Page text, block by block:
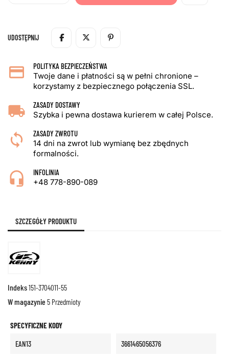
UDOSTĘPNIJ
POLITYKA BEZPIECZEŃSTWA
Twoje dane i płatności są w pełni chronione –
korzystamy z bezpiecznego połączenia SSL.
ZASADY DOSTAWY
Szybka i pewna dostawa kurierem w całej Polsce.
ZASADY ZWROTU
14 dni na zwrot lub wymianę bez zbędnych
formalności.
INFOLINIA
+48 778-890-089
SZCZEGÓŁY PRODUKTU
Indeks151-3704011-55
W magazynie 5 Przedmioty
SPECYFICZNE KODY
EAN13
3661465056376